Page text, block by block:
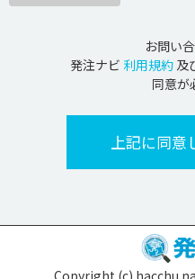
お問い
発注ナビ 利用規約 及
同意が